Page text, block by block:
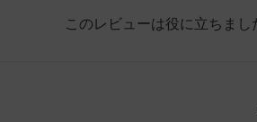
このレビューは役に立ちまし